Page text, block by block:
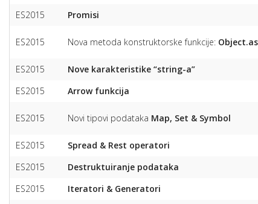
ES2015
Promisi
ES2015 Nova metoda konstruktorske funkcije:
ES2015
Nove karakteristike “string-a”
ES2015
Arrow funkcija
ES2015 Novi tipovi podataka Map, Set & Symbol
ES2015
Spread & Rest operatori
ES2015
Destruktuiranje podataka
ES2015
Iteratori & Generatori